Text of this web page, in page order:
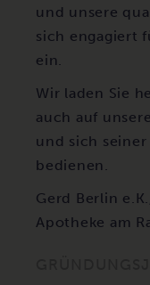
und unsere
sich engagiert
ein.
Wir laden Sie
auch auf
und sich
bedienen.
Gerd Berlin
Apotheke am